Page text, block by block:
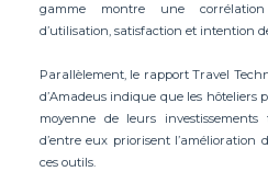
gamme montre une
d’utilisation, satisfaction et intention
Parallèlement, le rapport Travel
d’Amadeus indique que les hôteliers
moyenne de leurs
d’entre eux priorisent l’amélioration
ces outils.